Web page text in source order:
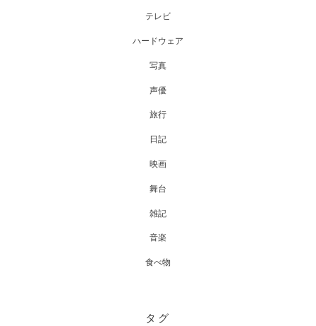
テレビ
ハードウェア
写真
声優
旅行
日記
映画
舞台
雑記
音楽
食べ物
タグ